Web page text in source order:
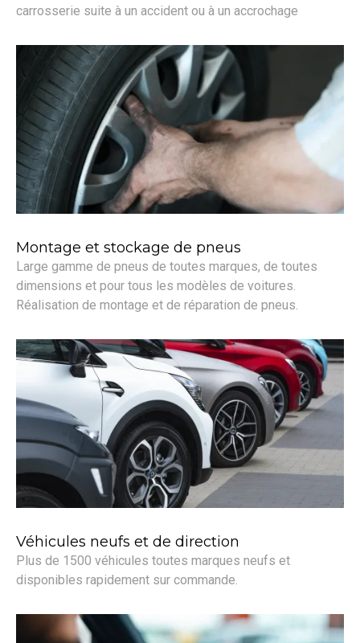
carrosserie suite à un accident ou à un accrochage
Montage et stockage de pneus
Large gamme de pneus de toutes marques, de toutes
dimensions et pour tous les modèles de voitures.
Réalisation de montage et de réparation de pneus.
Véhicules neufs et de direction
Plus de 1500 véhicules toutes marques neufs et
disponibles rapidement sur commande.